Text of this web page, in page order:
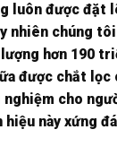
luôn được đặt
nhiên chúng
hơn 190
được chắt
cho
hiệu này xứng